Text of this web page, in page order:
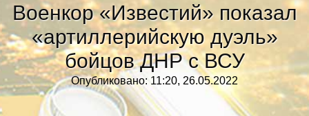
Военкор «Известий» показал
«артиллерийскую дуэль»
бойцов ДНР с ВСУ
Опубликовано: 11:20, 26.05.2022
Тренды новостей »
Рубрики»
Правила